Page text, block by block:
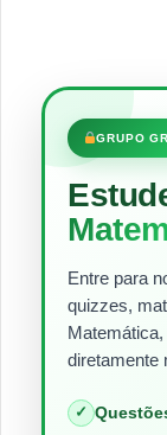
GRUPO
Entre para
quizzes,
diretamente
✓